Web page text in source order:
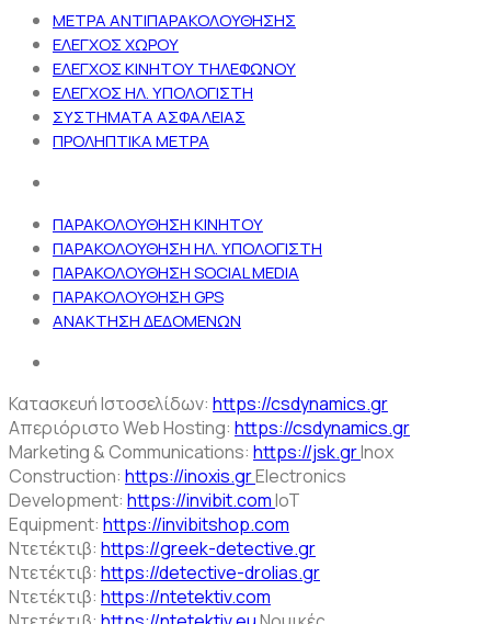
ΜΕΤΡΑ ΑΝΤΙΠΑΡΑΚΟΛΟΥΘΗΣΗΣ
ΕΛΕΓΧΟΣ ΧΩΡΟΥ
ΕΛΕΓΧΟΣ ΚΙΝΗΤΟΥ ΤΗΛΕΦΩΝΟΥ
ΕΛΕΓΧΟΣ ΗΛ. ΥΠΟΛΟΓΙΣΤΗ
ΣΥΣΤΗΜΑΤΑ ΑΣΦΑΛΕΙΑΣ
ΠΡΟΛΗΠΤΙΚΑ ΜΕΤΡΑ
ΠΑΡΑΚΟΛΟΥΘΗΣΗ ΚΙΝΗΤΟΥ
ΠΑΡΑΚΟΛΟΥΘΗΣΗ ΗΛ. ΥΠΟΛΟΓΙΣΤΗ
ΠΑΡΑΚΟΛΟΥΘΗΣΗ SOCIAL MEDIA
ΠΑΡΑΚΟΛΟΥΘΗΣΗ GPS
ΑΝΑΚΤΗΣΗ ΔΕΔΟΜΕΝΩΝ
Κατασκευή Ιστοσελίδων: https://csdynamics.gr
Απεριόριστο Web Hosting: https://csdynamics.gr
Marketing & Communications: https://jsk.grInox
Construction: https://inoxis.grElectronics
Development: https://invibit.comIoT
Equipment: https://invibitshop.com
Ντετέκτιβ: https://greek-detective.gr
Ντετέκτιβ: https://detective-drolias.gr
Ντετέκτιβ: https://ntetektiv.com